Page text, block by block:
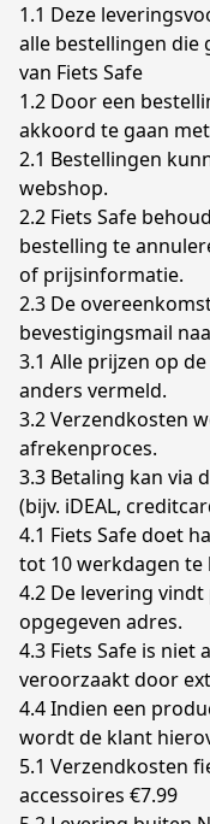
1.1 Deze
alle bestellingen die
van Fiets Safe
1.2 Door een
akkoord te gaan
2.1 Bestellingen
webshop.
2.2 Fiets Safe
bestelling te
of prijsinformatie.
2.3 De
bevestigingsmail
3.1 Alle prijzen op
anders vermeld.
3.2 Verzendkosten
afrekenproces.
3.3 Betaling kan via
(bijv. iDEAL,
4.1 Fiets Safe doet
tot 10 werkdagen te
4.2 De levering
opgegeven adres.
4.3 Fiets Safe is
veroorzaakt door
4.4 Indien een
wordt de klant
5.1 Verzendkosten
accessoires €7.99